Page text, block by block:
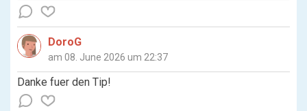
DoroG
am 08. June 2026 um 22:37
Danke fuer den Tip!